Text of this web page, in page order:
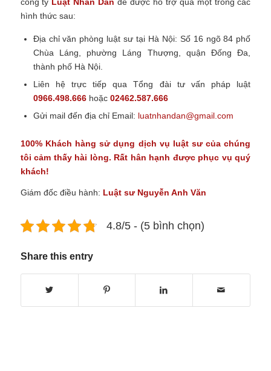
hình thức sau:
Địa chỉ văn phòng luật sư tại Hà Nội: Số 16 ngõ 84 phố
Chùa Láng, phường Láng Thượng, quận Đống Đa,
thành phố Hà Nội.
Liên hệ trực tiếp qua Tổng đài tư vấn pháp luật
0966.498.666hoặc 02462.587.666
Gửi mail đến địa chỉ Email: luatnhandan@gmail.com
100% Khách hàng sử dụng dịch vụ luật sưcủa chúng
tôi cảm thấy hài lòng. Rất hân hạnh được phục vụ quý
khách!
Giám đốc điều hành: Luật sư Nguyễn Anh Văn
4.8/5 - (5 bình chọn)
Share this entry